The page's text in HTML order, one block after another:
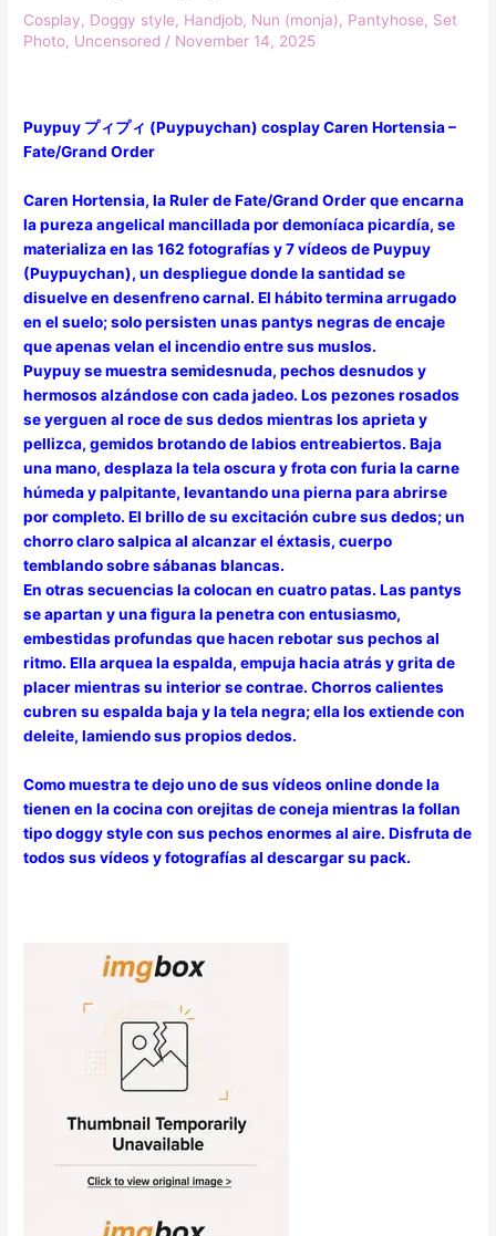
Cosplay, Doggy style, Handjob, Nun (monja), Pantyhose, Set
Photo, Uncensored / November 14, 2025
Puypuy プィプィ (Puypuychan) cosplay Caren Hortensia –
Fate/Grand Order
Caren Hortensia, la Ruler de Fate/Grand Order que encarna
la pureza angelical mancillada por demoníaca picardía, se
materializa en las 162 fotografías y 7 vídeos de Puypuy
(Puypuychan), un despliegue donde la santidad se
disuelve en desenfreno carnal. El hábito termina arrugado
en el suelo; solo persisten unas pantys negras de encaje
que apenas velan el incendio entre sus muslos.
Puypuy se muestra semidesnuda, pechos desnudos y
hermosos alzándose con cada jadeo. Los pezones rosados
se yerguen al roce de sus dedos mientras los aprieta y
pellizca, gemidos brotando de labios entreabiertos. Baja
una mano, desplaza la tela oscura y frota con furia la carne
húmeda y palpitante, levantando una pierna para abrirse
por completo. El brillo de su excitación cubre sus dedos; un
chorro claro salpica al alcanzar el éxtasis, cuerpo
temblando sobre sábanas blancas.
En otras secuencias la colocan en cuatro patas. Las pantys
se apartan y una figura la penetra con entusiasmo,
embestidas profundas que hacen rebotar sus pechos al
ritmo. Ella arquea la espalda, empuja hacia atrás y grita de
placer mientras su interior se contrae. Chorros calientes
cubren su espalda baja y la tela negra; ella los extiende con
deleite, lamiendo sus propios dedos.
Como muestra te dejo uno de sus vídeos online donde la
tienen en la cocina con orejitas de coneja mientras la follan
tipo doggy style con sus pechos enormes al aire. Disfruta de
todos sus vídeos y fotografías al descargar su pack.